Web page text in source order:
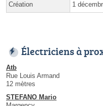
Création 1
Électriciens à
Atb
Rue Louis Armand
12 mètres
STEFANO Mario